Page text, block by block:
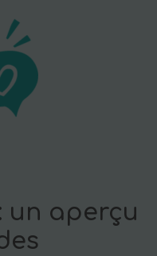
un aperçu